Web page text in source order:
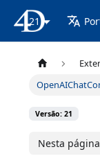
21
Versão: 21
Nesta página